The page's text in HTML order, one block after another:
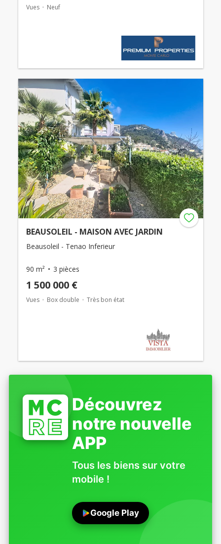
Vues Neuf
BEAUSOLEIL - MAISON AVEC JARDIN
Beausoleil - Tenao Inferieur
90 m² 3 pièces
1 500 000 €
Vues Box double Très bon état
Découvrez
notre nouvelle
APP
Tous les biens sur votre
mobile !
Google Play